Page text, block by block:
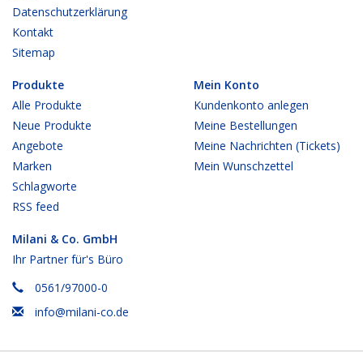
Datenschutzerklärung
Kontakt
Sitemap
Produkte
Alle Produkte
Neue Produkte
Angebote
Marken
Schlagworte
RSS feed
Mein Konto
Kundenkonto anlegen
Meine Bestellungen
Meine Nachrichten (Tickets)
Mein Wunschzettel
Milani & Co. GmbH
Ihr Partner für's Büro
0561/97000-0
info@milani-co.de